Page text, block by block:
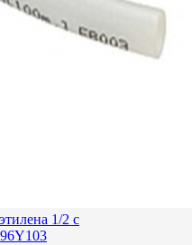
1/2 с